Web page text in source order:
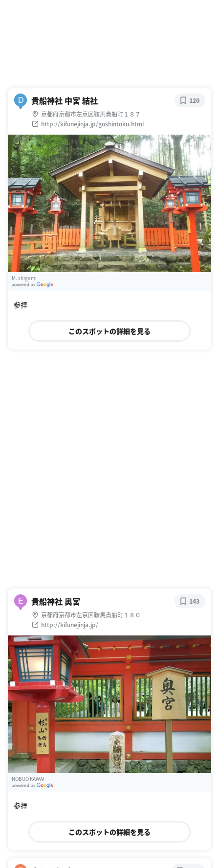
D 貴船神社 中宮 結社
京都府京都市左京区鞍馬貴船町１８７
http://kifunejinja.jp/goshintoku.html
120
M. shigemi
参拝
このスポットの詳細を見る
E 貴船神社 奥宮
京都府京都市左京区鞍馬貴船町１８０
http://kifunejinja.jp/
143
NOBUO KAWAI
参拝
このスポットの詳細を見る